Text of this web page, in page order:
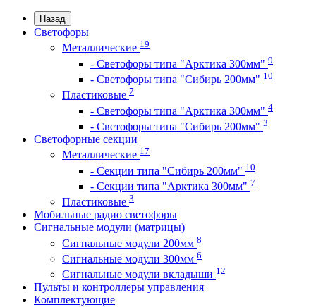
Назад
Светофоры
Металлические 19
- Светофоры типа "Арктика 300мм" 9
- Светофоры типа "Сибирь 200мм" 10
Пластиковые 7
- Светофоры типа "Арктика 300мм" 4
- Светофоры типа "Сибирь 200мм" 3
Светофорные секции
Металлические 17
- Секции типа "Сибирь 200мм" 10
- Секции типа "Арктика 300мм" 7
Пластиковые 3
Мобильные радио светофоры
Сигнальные модули (матрицы)
Сигнальные модули 200мм 8
Сигнальные модули 300мм 6
Сигнальные модули вкладыши 12
Пульты и контроллеры управления
Комплектующие